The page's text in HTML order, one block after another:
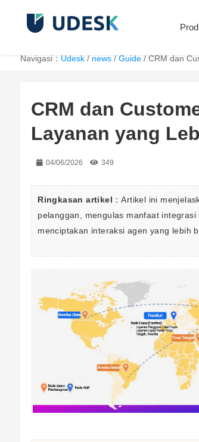
Navigasi： Udesk/ news/ Guide/ CRM dan
CRM dan
Layanan yang
04/06/2026 349
Ringkasan artikel ：Artikel ini
pelanggan, mengulas manfaat
menciptakan interaksi agen yang lebih